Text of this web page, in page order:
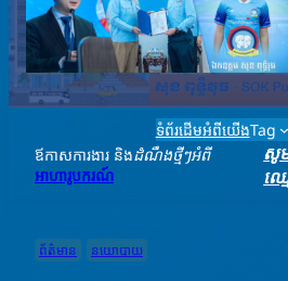
ទំព័រដើមអំពីយើងTag
ឪកាសការងារ និងដំណឹងថ្មីៗអំពី
អាហារូបករណ៍
សូ
ឈ្ម
ព័ត៌មាន នយោបាយ